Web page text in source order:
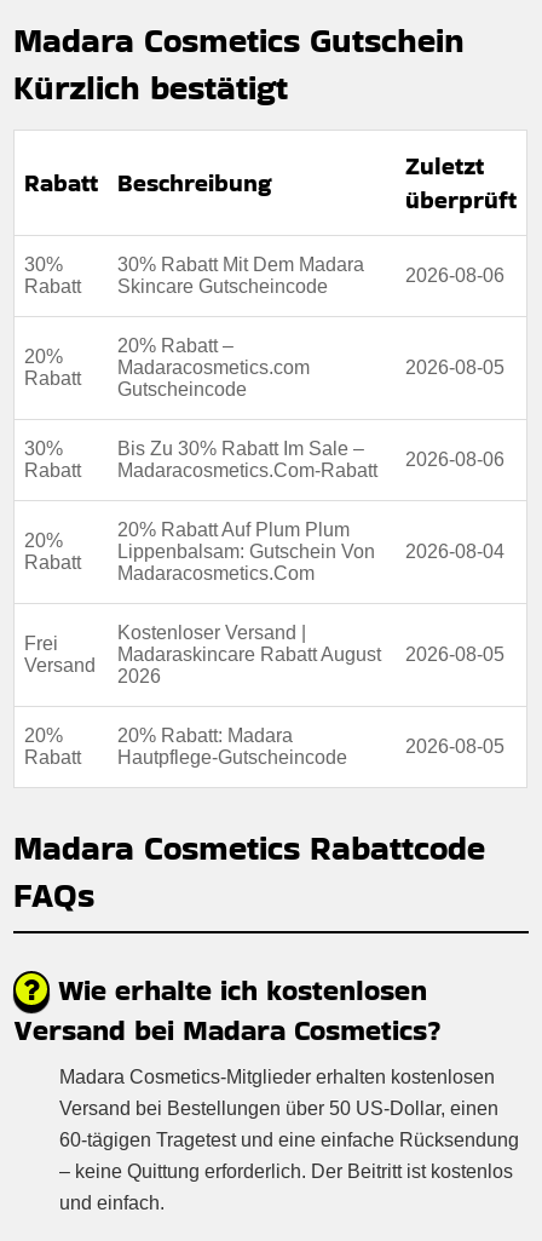
Mindestkaufbetrag:Keine Mindestausgaben
Berechtigung: Für alle kunden
Nicht mit anderen Aktionen kombinierbar
Die geschäftsbedingungen finden sie
Madara Cosmetics Gutschein
Kürzlich bestätigt
Rabatt Beschreibung
Zuletzt
überprüft
30%
Rabatt
30% Rabatt Mit Dem Madara
Skincare Gutscheincode
2026-08-06
20%
Rabatt
20% Rabatt –
Madaracosmetics.com
Gutscheincode
2026-08-05
30%
Rabatt
Bis Zu 30% Rabatt Im Sale –
Madaracosmetics.Com-Rabatt
2026-08-06
20%
Rabatt
20% Rabatt Auf Plum Plum
Lippenbalsam: Gutschein Von
Madaracosmetics.Com
2026-08-04
Frei
Versand
Kostenloser Versand |
Madaraskincare Rabatt August
2026
2026-08-05
20%
Rabatt
20% Rabatt: Madara
Hautpflege-Gutscheincode
2026-08-05
Madara Cosmetics Rabattcode
FAQs
Wie erhalte ich kostenlosen
Versand bei Madara Cosmetics?
Madara Cosmetics-Mitglieder erhalten kostenlosen
Versand bei Bestellungen über 50 US-Dollar, einen
60-tägigen Tragetest und eine einfache Rücksendung
– keine Quittung erforderlich. Der Beitritt ist kostenlos
und einfach.